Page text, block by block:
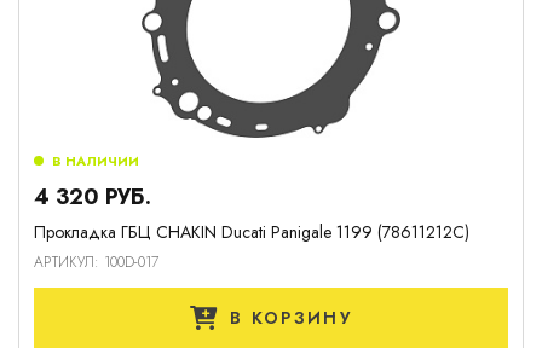
Прокладка ГБЦ CHAKIN Ducati Panigale 1199 (78611212C)
АРТИКУЛ: 100D-017
В НАЛИЧИИ
4 320 РУБ.
В КОРЗИНУ